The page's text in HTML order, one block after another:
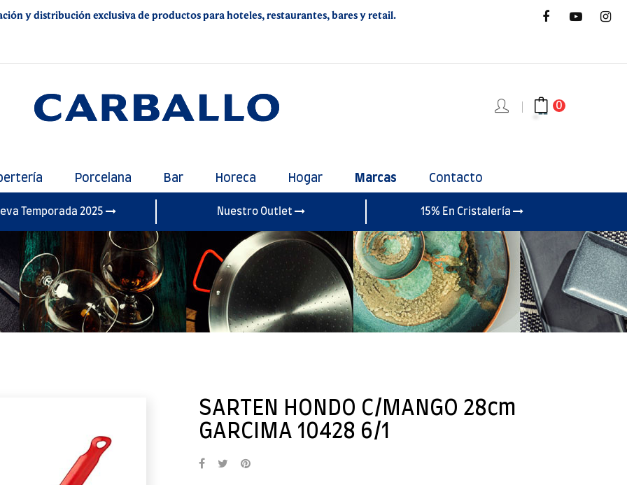
y distribución exclusiva de productos para hoteles, restaurantes, bares y retail.
0
Porcelana Bar Horeca Hogar Marcas Contacto
Temporada 2025 Nuestro Outlet 15% En Cristalería
SARTEN HONDO C/MANGO 28cm
GARCIMA 10428 6/1